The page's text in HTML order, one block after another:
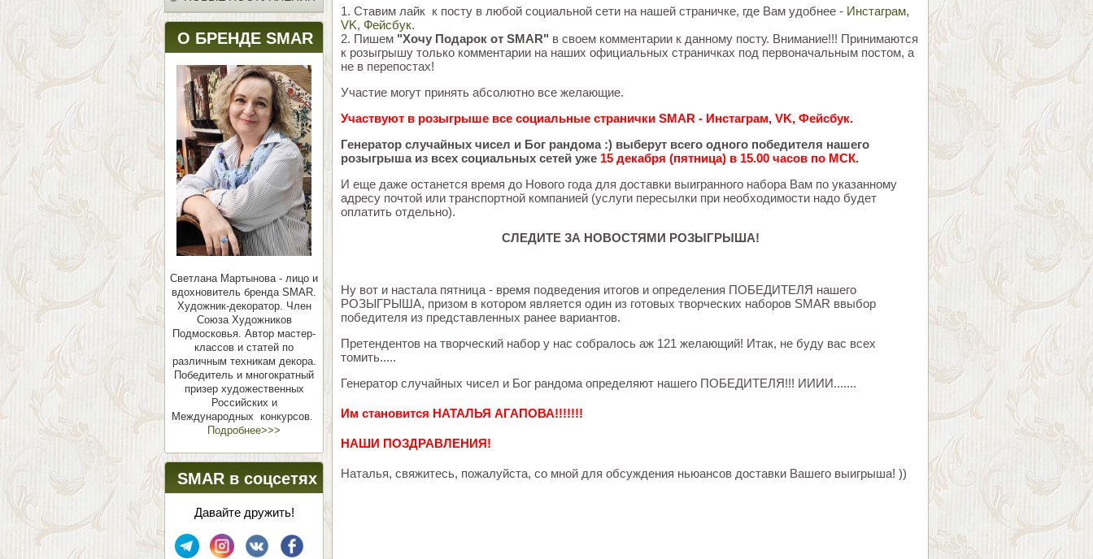
О БРЕНДЕ SMAR
Светлана Мартынова - лицо и
вдохновитель бренда SMAR.
Художник-декоратор. Член
Союза Художников
Подмосковья. Автор мастер-
классов и статей по
различным техникам декора.
Победитель и многократный
призер художественных
Российских и
Международных конкурсов.
Подробнее>>>
SMAR в соцсетях
Давайте дружить!
1. Ставим лайк к посту в любой социальной сети на нашей страничке, где Вам удобнее - Инстаграм,
VK, Фейсбук.
2. Пишем "Хочу Подарок от SMAR" в своем комментарии к данному посту. Внимание!!! Принимаются
к розыгрышу только комментарии на наших официальных страничках под первоначальным постом, а
не в перепостах!
Участие могут принять абсолютно все желающие.
Участвуют в розыгрыше все социальные странички SMAR - Инстаграм, VK, Фейсбук.
Генератор случайных чисел и Бог рандома :) выберут всего одного победителя нашего
розыгрыша из всех социальных сетей уже 15 декабря (пятница) в 15.00 часов по МСК.
И еще даже останется время до Нового года для доставки выигранного набора Вам по указанному
адресу почтой или транспортной компанией (услуги пересылки при необходимости надо будет
оплатить отдельно).
СЛЕДИТЕ ЗА НОВОСТЯМИ РОЗЫГРЫША!
Ну вот и настала пятница - время подведения итогов и определения ПОБЕДИТЕЛЯ нашего
РОЗЫГРЫША, призом в котором является один из готовых творческих наборов SMAR ввыбор
победителя из представленных ранее вариантов.
Претендентов на творческий набор у нас собралось аж 121 желающий! Итак, не буду вас всех
томить.....
Генератор случайных чисел и Бог рандома определяют нашего ПОБЕДИТЕЛЯ!!! ИИИИ.......
Им становится НАТАЛЬЯ АГАПОВА!!!!!!!
НАШИ ПОЗДРАВЛЕНИЯ!
Наталья, свяжитесь, пожалуйста, со мной для обсуждения ньюансов доставки Вашего выигрыша! ))